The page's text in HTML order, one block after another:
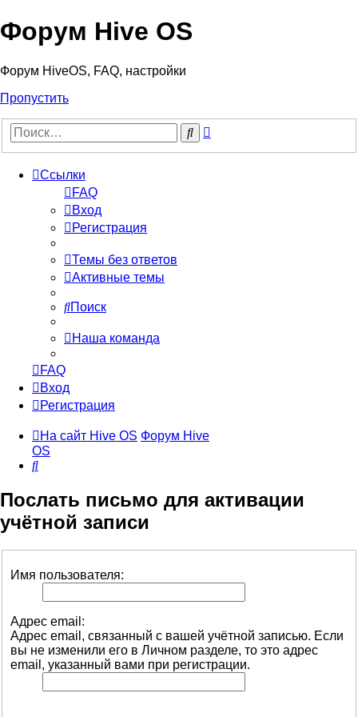
Форум Hive OS
Форум HiveOS, FAQ, настройки
Пропустить
Поиск
Ссылки
FAQ
Вход
Регистрация
Темы без ответов
Активные темы
Поиск
Наша команда
FAQ
Вход
Регистрация
На сайт Hive OS Форум Hive
OS
Поиск
Послать письмо для активации
учётной записи
Имя пользователя:
Адрес email:
Адрес email, связанный с вашей учётной записью. Если
вы не изменили его в Личном разделе, то это адрес
email, указанный вами при регистрации.